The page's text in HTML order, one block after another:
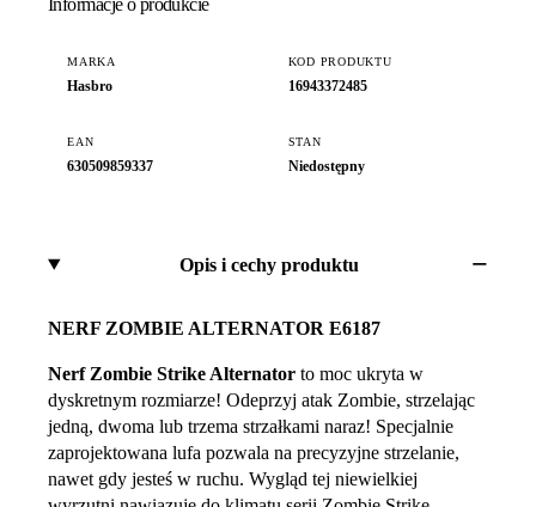
Informacje o produkcie
MARKA
Hasbro
KOD PRODUKTU
16943372485
EAN
630509859337
STAN
Niedostępny
Opis i cechy produktu
NERF ZOMBIE ALTERNATOR E6187
Nerf Zombie Strike Alternator to moc ukryta w
dyskretnym rozmiarze! Odeprzyj atak Zombie, strzelając
jedną, dwoma lub trzema strzałkami naraz! Specjalnie
zaprojektowana lufa pozwala na precyzyjne strzelanie,
nawet gdy jesteś w ruchu. Wygląd tej niewielkiej